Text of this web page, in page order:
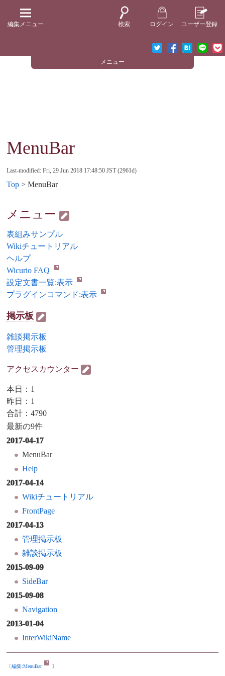
編集メニュー 検索 ログイン ユーザー登録
メニュー
MenuBar
Last-modified: Fri, 29 Jun 2018 17:48:50 JST (2961d)
Top > MenuBar
メニュー
表組みサンプル
Wikiチュートリアル
ヘルプ
Wicurio FAQ
設定文書一覧:表示
プラグインコマンド:表示
掲示板
雑談掲示板
管理掲示板
アクセスカウンター
本日：1
昨日：1
合計：4790
最新の9件
2017-04-17
MenuBar
Help
2017-04-14
Wikiチュートリアル
FrontPage
2017-04-13
管理掲示板
雑談掲示板
2015-09-09
SideBar
2015-09-08
Navigation
2013-01-04
InterWikiName
〔編集:MenuBar 〕